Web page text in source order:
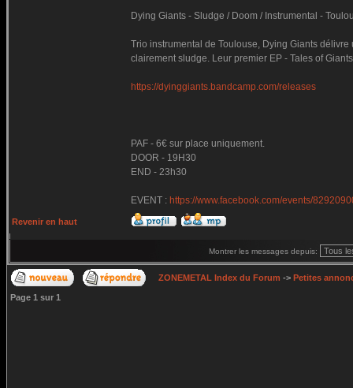
Dying Giants - Sludge / Doom / Instrumental -
Trio instrumental de Toulouse, Dying Giants
clairement sludge. Leur premier EP - Tales of
https://dyinggiants.bandcamp.com/releases
PAF - 6€ sur place uniquement.
DOOR - 19H30
END - 23h30
EVENT : https://www.facebook.com/events/
Revenir en haut
Montrer les messages depuis:
ZONEMETAL Index du Forum -> Petites
Page 1 sur 1